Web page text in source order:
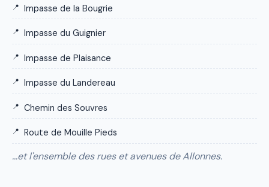
Impasse de la Bougrie
Impasse du Guignier
Impasse de Plaisance
Impasse du Landereau
Chemin des Souvres
Route de Mouille Pieds
…et l'ensemble des rues et avenues de Allonnes.